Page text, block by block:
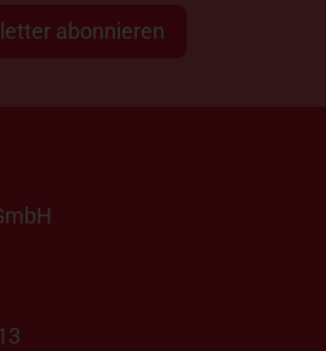
abonnieren